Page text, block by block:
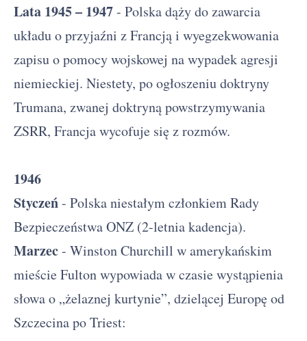
Lata 1945 – 1947- Polska dąży do zawarcia
układu o przyjaźni z Francją i wyegzekwowania
zapisu o pomocy wojskowej na wypadek agresji
niemieckiej. Niestety, po ogłoszeniu doktryny
Trumana, zwanej doktryną powstrzymywania
ZSRR, Francja wycofuje się z rozmów.
1946
Styczeń- Polska niestałym członkiem Rady
Bezpieczeństwa ONZ (2-letnia kadencja).
Marzec- Winston Churchill w amerykańskim
mieście Fulton wypowiada w czasie wystąpienia
słowa o „żelaznej kurtynie”, dzielącej Europę od
Szczecina po Triest: